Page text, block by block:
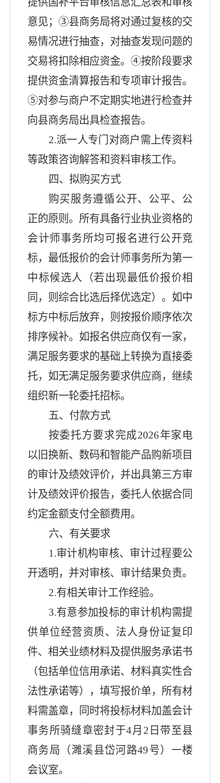
意见；③县商务局将对通过复核的交
易情况进行抽查，对抽查发现问题的
交易将扣除相应资金。④按阶段要求
提供资金清算报告和专项审计报告。
⑤对参与商户不定期实地进行检查并
向县商务局出具检查报告。
2.派一人专门 对商户需上传资料
等政策咨询解答和资料审核工作。
四、拟购买方式
购买服务遵循公开、公平、公
正的原则。所有具备行业执业资格的
会计师事务所均可报名进行公开竞
标，最低报价的会计师事务所为第一
中标候选人（若出现最低价报价相
同，则综合比选后择优选定）。如中
标方中标后放弃，则按报价顺序依次
排序候补。如报名供应商仅有一家，
满足服务要求的基础上转换为直接委
托，如无满足服务要求供应商，继续
组织新一轮委托招标。
五、付款方式
按委托方要求完成2026年家电
以旧换新、数码和智能产品购新项目
的审计及绩效评价，并出具第三方审
计及绩效评价报告，委托人依据合同
约定金额支付全额费用。
六、 有关要求
1.审计机构审核、审计过程要公
开透明，并对审核、审计结果负责。
2.有相关审计工作经验。
3.有意参加投标的审计机构需提
供单位经营资质、法人身份证复印
件、相关业绩材料及提供服务承诺书
（包括单位信用承诺、材料真实性合
法性承诺等），填写报价单，所有材
料需盖章，同时将投标材料加盖会计
事务所骑缝章密封于4月 2 日带至县
商务局（濉溪县岱河路49号）一楼
会议室。